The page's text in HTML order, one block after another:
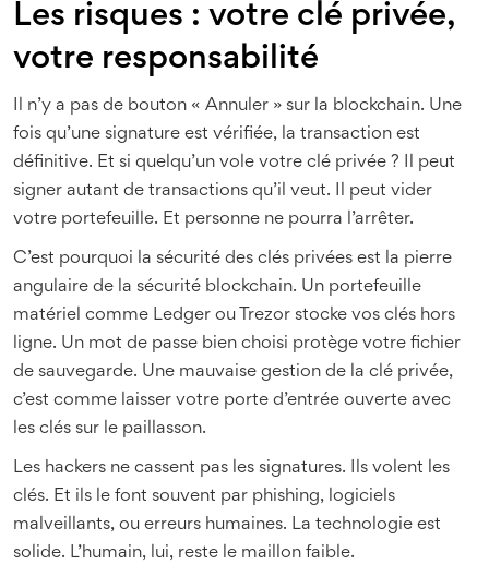
Les risques : votre clé privée,
votre responsabilité
Il n’y a pas de bouton « Annuler » sur la blockchain. Une
fois qu’une signature est vérifiée, la transaction est
définitive. Et si quelqu’un vole votre clé privée ? Il peut
signer autant de transactions qu’il veut. Il peut vider
votre portefeuille. Et personne ne pourra l’arrêter.
C’est pourquoi la sécurité des clés privées est la pierre
angulaire de la sécurité blockchain. Un portefeuille
matériel comme Ledger ou Trezor stocke vos clés hors
ligne. Un mot de passe bien choisi protège votre fichier
de sauvegarde. Une mauvaise gestion de la clé privée,
c’est comme laisser votre porte d’entrée ouverte avec
les clés sur le paillasson.
Les hackers ne cassent pas les signatures. Ils volent les
clés. Et ils le font souvent par phishing, logiciels
malveillants, ou erreurs humaines. La technologie est
solide. L’humain, lui, reste le maillon faible.